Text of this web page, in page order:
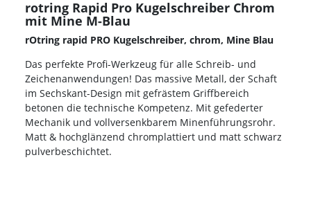
rotring Rapid Pro Kugelschreiber Chrom
mit Mine M-Blau
rOtring rapid PRO Kugelschreiber, chrom, Mine Blau
Das perfekte Profi-Werkzeug für alle Schreib- und
Zeichenanwendungen! Das massive Metall, der Schaft
im Sechskant-Design mit gefrästem Griffbereich
betonen die technische Kompetenz. Mit gefederter
Mechanik und vollversenkbarem Minenführungsrohr.
Matt & hochglänzend chromplattiert und matt schwarz
pulverbeschichtet.